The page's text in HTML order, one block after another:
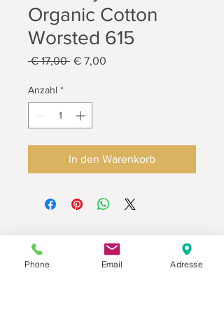
Organic Cotton
Worsted 615
€ 17,00 Standardpreis
€ 7,00
Anzahl *
In den Warenkorb
Phone Email Adresse